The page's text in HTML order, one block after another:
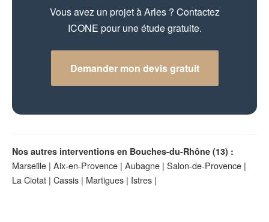
Vous avez un projet à Arles ? Contactez
ICONE pour une étude gratuite.
Demander mon devis gratuit
Nos autres interventions en Bouches-du-Rhône (13) :
Marseille | Aix-en-Provence | Aubagne | Salon-de-Provence |
La Ciotat | Cassis | Martigues | Istres |